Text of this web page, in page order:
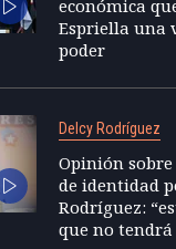
económica
Espriella una
poder
Delcy Rodríguez
Opinión
de identidad
Rodríguez:
que no tendrá